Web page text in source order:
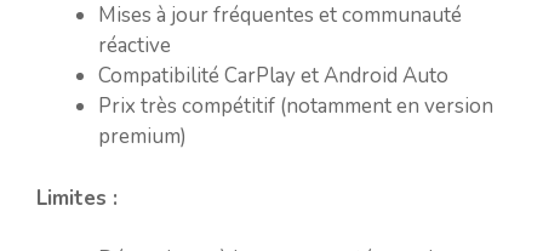
Mises à jour fréquentes et communauté
réactive
Compatibilité CarPlay et Android Auto
Prix très compétitif (notamment en version
premium)
Limites :